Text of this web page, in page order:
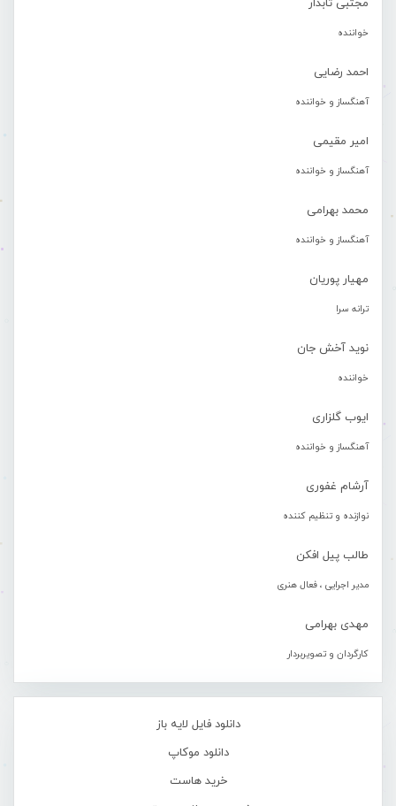
مجتبی تابدار
خواننده
احمد رضایی
آهنگساز و خواننده
امیر مقیمی
آهنگساز و خواننده
محمد بهرامی
آهنگساز و خواننده
مهیار پوریان
ترانه سرا
نوید آخش جان
خواننده
ایوب گلزاری
آهنگساز و خواننده
آرشام غفوری
نوازنده و تنظیم کننده
طالب پیل افکن
مدیر اجرایی ، فعال هنری
مهدی بهرامی
کارگردان و تصویربردار
دانلود فایل لایه باز
دانلود موکاپ
خرید هاست